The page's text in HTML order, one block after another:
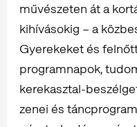
művészeten át a
kihívásokig – a
Gyerekeket és
programnapok,
kerekasztal-
zenei és